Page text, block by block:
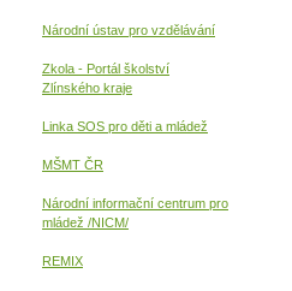
Národní ústav pro vzdělávání
Zkola - Portál školství
Zlínského kraje
Linka SOS pro děti a mládež
MŠMT ČR
Národní informační centrum pro
mládež /NICM/
REMIX